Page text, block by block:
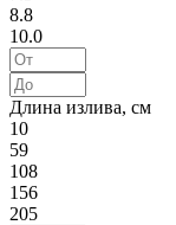
8.8
10.0
Длина излива, см
10
59
108
156
205